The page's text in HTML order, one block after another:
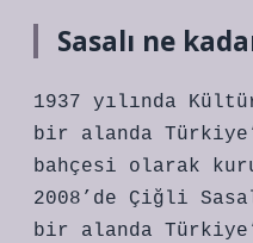
Sasalı ne
1937 yılında
bir alanda
bahçesi olarak
2008’de Çiğli
bir alanda